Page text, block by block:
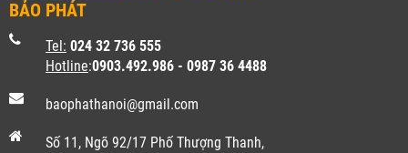
BẢO PHÁT
Tel: 024 32 736 555
Hotline:0903.492.986 - 0987 36 4488
baophathanoi@gmail.com
Số 11, Ngõ 92/17 Phố Thượng Thanh,